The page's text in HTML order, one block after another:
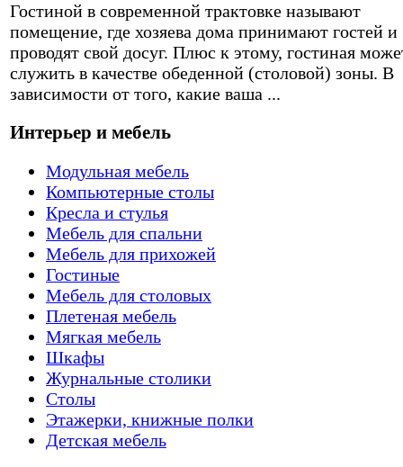
Гостиной в современной трактовке называют
помещение, где хозяева дома принимают гостей и
проводят свой досуг. Плюс к этому, гостиная
служить в качестве обеденной (столовой) зоны. В
зависимости от того, какие ваша ...
Интерьер и мебель
Модульная мебель
Компьютерные столы
Кресла и стулья
Мебель для спальни
Мебель для прихожей
Гостиные
Мебель для столовых
Плетеная мебель
Мягкая мебель
Шкафы
Журнальные столики
Столы
Этажерки, книжные полки
Детская мебель